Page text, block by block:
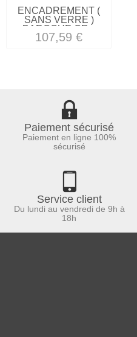
ENCADREMENT (
SANS VERRE )
BAROQUE OR...
107,59 €
Paiement sécurisé
Paiement en ligne 100%
sécurisé
Service client
Du lundi au vendredi de 9h à
18h